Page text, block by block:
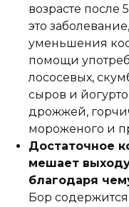
возрасте
это
уменьшения
помощи
лососевых,
сыров и
дрожжей,
мороженого и
Достаточное
мешает
благодаря
Бор содержится